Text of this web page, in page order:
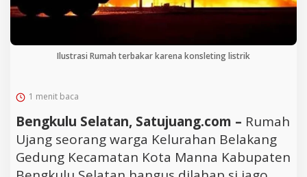
Ilustrasi Rumah terbakar karena konsleting listrik
1 menit baca
Bengkulu Selatan, Satujuang.com – Rumah
Ujang seorang warga Kelurahan Belakang
Gedung Kecamatan Kota Manna Kabupaten